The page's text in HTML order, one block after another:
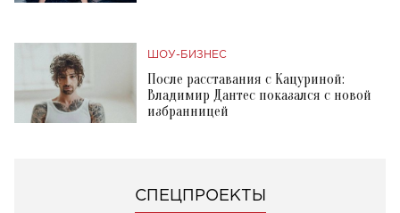
ШОУ-БИЗНЕС
После расставания с Кацуриной:
Владимир Дантес показался с новой
избранницей
СПЕЦПРОЕКТЫ